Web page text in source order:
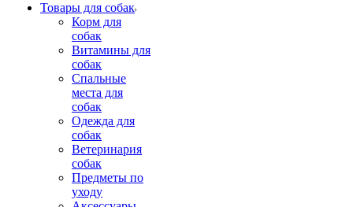
Товары для собак
Корм для
собак
Витамины для
собак
Спальные
места для
собак
Одежда для
собак
Ветеринария
собак
Предметы по
уходу